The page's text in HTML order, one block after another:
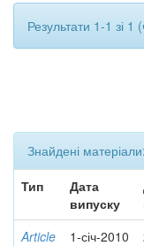
Результати 1-1 зі
Знайдені матеріали:
Тип
Дата
випуску
Article 1-січ-2010